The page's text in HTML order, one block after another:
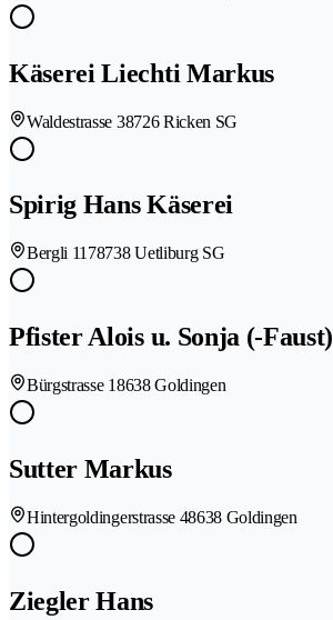
Käserei Liechti Markus
Waldestrasse 38726 Ricken SG
Spirig Hans Käserei
Bergli 1178738 Uetliburg SG
Pfister Alois u. Sonja (-Faust)
Bürgstrasse 18638 Goldingen
Sutter Markus
Hintergoldingerstrasse 48638 Goldingen
Ziegler Hans